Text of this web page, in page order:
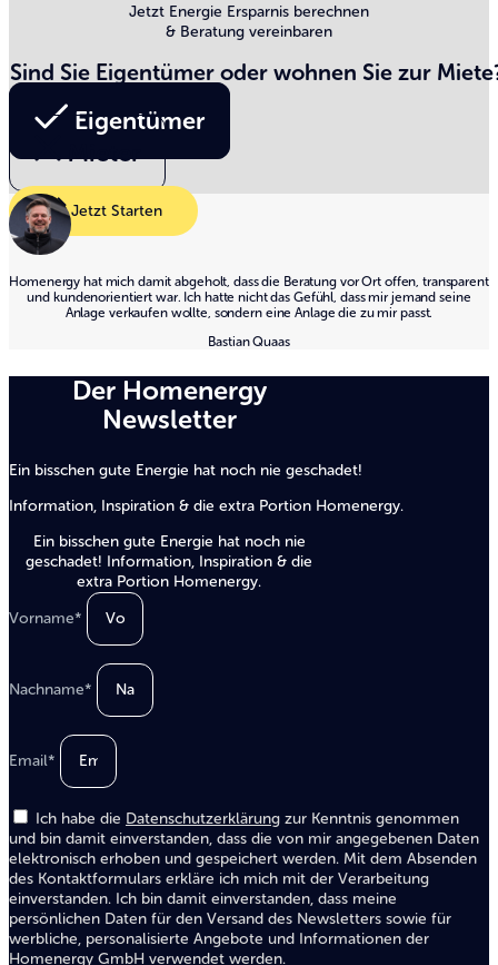
Jetzt Energie Ersparnis berechnen
& Beratung vereinbaren
Sind Sie Eigentümer oder wohnen Sie zur
Eigentümer
Mieter
Jetzt Starten
Homenergy hat mich damit abgeholt, dass die Beratung vor Ort offen, transparent
und kundenorientiert war. Ich hatte nicht das Gefühl, dass mir jemand seine
Anlage verkaufen wollte, sondern eine Anlage die zu mir passt.
Bastian Quaas
Der Homenergy
Newsletter
Ein bisschen gute Energie hat noch nie geschadet!
Information, Inspiration & die extra Portion Homenergy.
Ein bisschen gute Energie hat noch nie
geschadet! Information, Inspiration & die
extra Portion Homenergy.
Vorname*
Nachname*
Email*
Ich habe die Datenschutzerklärung zur Kenntnis ge­nom­men
und bin damit ein­ver­stan­den, dass die von mir angegebenen Daten
elektronisch erhoben und gespeichert werden. Mit dem Absenden
des Kontakt­formulars erkläre ich mich mit der Verarbeitung
einverstanden. Ich bin damit einverstanden, dass meine
persönlichen Daten für den Versand des Newsletters sowie für
werbliche, personalisierte Angebote und Informationen der
Homenergy GmbH verwendet werden.